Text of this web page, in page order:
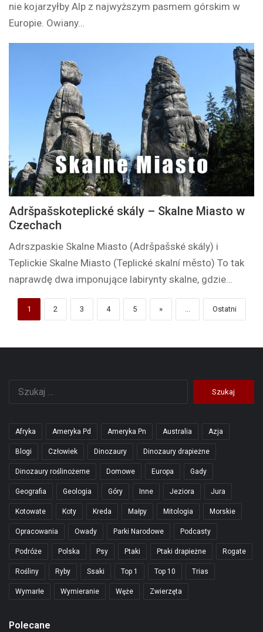
nie kojarzyłby Alp z najwyższym pasmem górskim w
Europie. Owiany…
Adršpašskoteplické skály – Skalne Miasto w
Czechach
Adrszpaskie Skalne Miasto (Adršpašské skály) i
Teplickie Skalne Miasto (Teplické skalní město) To tak
naprawdę dwa imponujące labirynty skalne, gdzie…
1 2 3 4 5 » ... Ostatni
Afryka Ameryka Pd Ameryka Pn Australia Azja
Blogi Człowiek Dinozaury Dinozaury drapieżne
Dinozaury roślinożerne Domowe Europa Gady
Geografia Geologia Góry Inne Jeziora Jura
Kotowate Koty Kreda Małpy Mitologia Morskie
Opracowania Owady Parki Narodowe Podcasty
Podróże Polska Psy Ptaki Ptaki drapieżne Rogate
Rośliny Ryby Ssaki Top 1 Top 10 Trias
Wymarłe Wymieranie Węże Zwierzęta
Polecane